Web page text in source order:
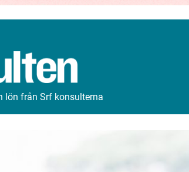
lön från Srf konsulterna